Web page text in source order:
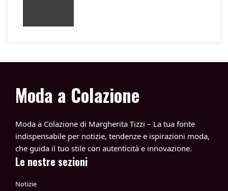
Moda a Colazione
Moda a Colazione di Margherita Tizzi – La tua fonte
indispensabile per notizie, tendenze e ispirazioni moda,
che guida il tuo stile con autenticità e innovazione.
Le nostre sezioni
Notizie